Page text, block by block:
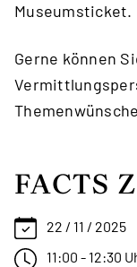
Museumsticket.
Gerne können
FACTS
22 / 11 / 2025
11:00 - 12:30